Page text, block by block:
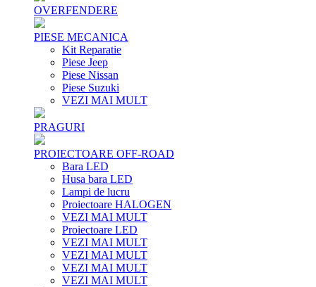
OVERFENDERE
PIESE MECANICA
Kit Reparatie
Piese Jeep
Piese Nissan
Piese Suzuki
VEZI MAI MULT
PRAGURI
PROIECTOARE OFF-ROAD
Bara LED
Husa bara LED
Lampi de lucru
Proiectoare HALOGEN
VEZI MAI MULT
Proiectoare LED
VEZI MAI MULT
VEZI MAI MULT
VEZI MAI MULT
VEZI MAI MULT